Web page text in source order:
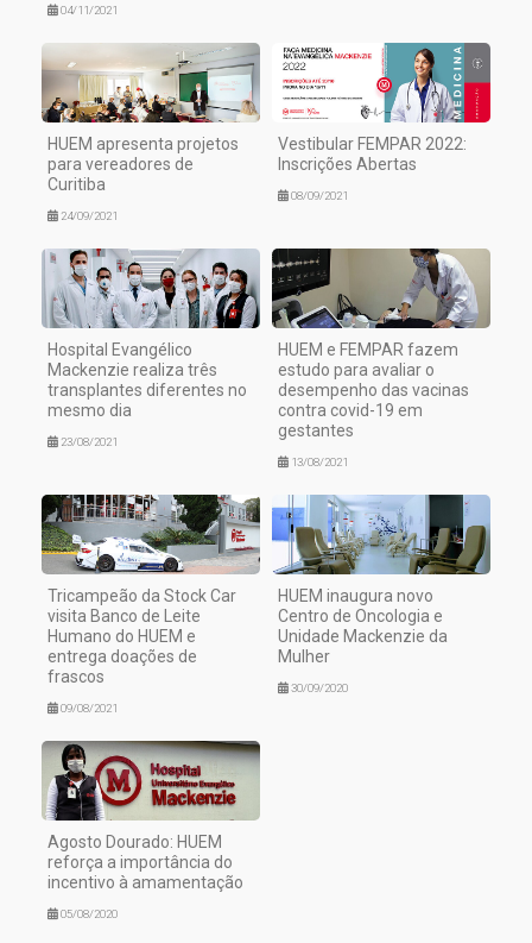
04/11/2021
HUEM apresenta projetos
para vereadores de
Curitiba
24/09/2021
Vestibular FEMPAR 2022:
Inscrições Abertas
08/09/2021
Hospital Evangélico
Mackenzie realiza três
transplantes diferentes no
mesmo dia
23/08/2021
HUEM e FEMPAR fazem
estudo para avaliar o
desempenho das vacinas
contra covid-19 em
gestantes
13/08/2021
Tricampeão da Stock Car
visita Banco de Leite
Humano do HUEM e
entrega doações de
frascos
09/08/2021
HUEM inaugura novo
Centro de Oncologia e
Unidade Mackenzie da
Mulher
30/09/2020
Agosto Dourado: HUEM
reforça a importância do
incentivo à amamentação
05/08/2020